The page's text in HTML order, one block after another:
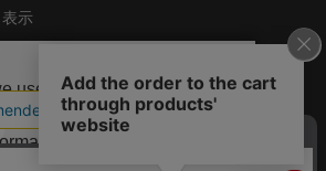
示
use some cookies. These
site to work properly
about how our site